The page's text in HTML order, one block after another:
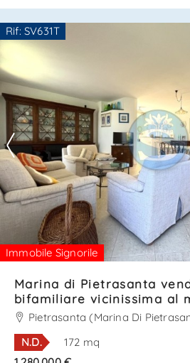
strutturata:piano terra: salone
pranzo,cucina abitabile affacciata
veranda, dispensa, camera
esclusivo servizio di cortesia. p. . .
Rif: SV631T
Immobile Signorile
Marina di Pietrasanta
bifamiliare vicinissima al
Pietrasanta (Marina Di
N.D.
172 mq